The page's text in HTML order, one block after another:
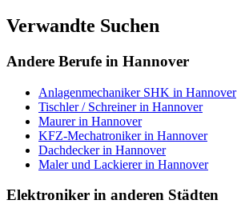
Verwandte Suchen
Andere Berufe in Hannover
Anlagenmechaniker SHK in Hannover
Tischler / Schreinerin Hannover
Maurerin Hannover
KFZ-Mechatronikerin Hannover
Dachdeckerin Hannover
Maler und Lackiererin Hannover
Elektroniker in anderen Städten